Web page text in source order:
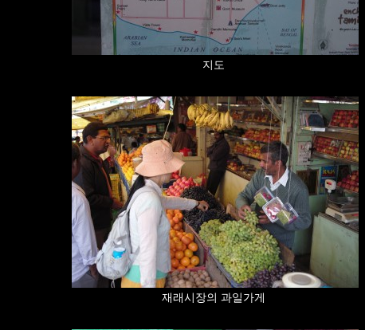
지도
재래시장의 과일가게